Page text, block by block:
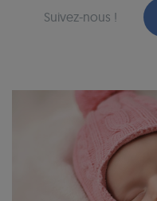
Suivez-nous !